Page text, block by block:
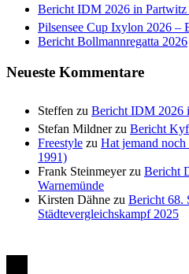
Bericht IDM 2026 in
Pilsensee Cup Ixylon 2026 –
Bericht Bollmannregatta 2026
Neueste Kommentare
Steffen zu Bericht IDM 2026
Stefan Mildnerzu Bericht
Freestyle zu Hat jemand
1991)
Frank Steinmeyerzu Bericht
Warnemünde
Kirsten Dähne zu Bericht 68.
Städtevergleichskampf 2025